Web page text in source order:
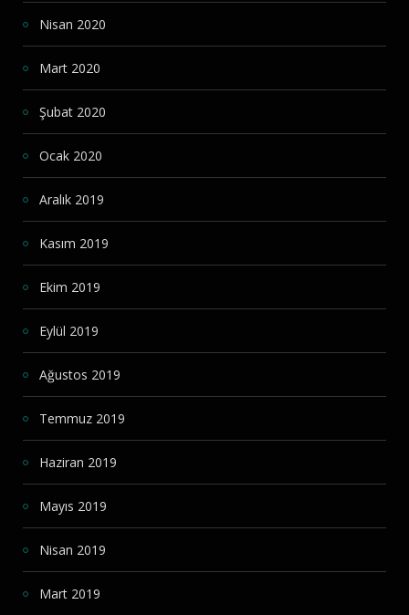
Nisan 2020
Mart 2020
Şubat 2020
Ocak 2020
Aralık 2019
Kasım 2019
Ekim 2019
Eylül 2019
Ağustos 2019
Temmuz 2019
Haziran 2019
Mayıs 2019
Nisan 2019
Mart 2019